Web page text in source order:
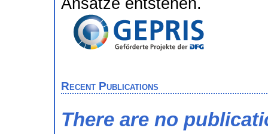
Ansätze entstehen.
Recent Publications
There are no